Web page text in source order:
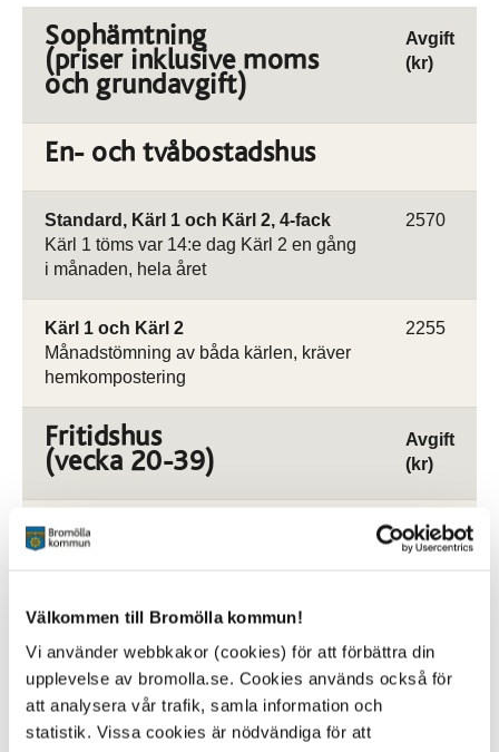
Välkommen till Bromölla kommun!
Vi använder webbkakor (cookies) för att förbättra din
upplevelse av bromolla.se. Cookies används också för
att analysera vår trafik, samla information och
statistik. Vissa cookies är nödvändiga för att
Sophämtning
(priser inklusive moms
och grundavgift)
Avgift
(kr)
En- och tvåbostadshus
Standard, Kärl 1 och Kärl 2, 4-fack
Kärl 1 töms var 14:e dag Kärl 2 en gång
i månaden, hela året
2570
Kärl 1 och Kärl 2
Månadstömning av båda kärlen, kräver
hemkompostering
2255
Fritidshus
(vecka 20-39)
Avgift
(kr)
Standard, Kärl 1 och Kärl 2, 4-fack
Kärl 1 töms 10 ggr/år och Kärl 2 töms 5
1205
Trädgårdsavfall
Avgift
(kr)
Hämtning var 14:e dag